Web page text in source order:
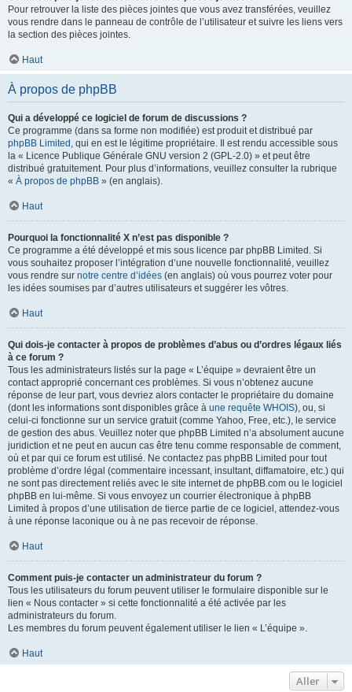
Pour retrouver la liste des pièces jointes que vous avez transférées, veuillez
vous rendre dans le panneau de contrôle de l’utilisateur et suivre les liens vers
la section des pièces jointes.
Haut
À propos de phpBB
Qui a développé ce logiciel de forum de discussions ?
Ce programme (dans sa forme non modifiée) est produit et distribué par
phpBB Limited , qui en est le légitime propriétaire. Il est rendu accessible sous
la « Licence Publique Générale GNU version 2 (GPL-2.0) » et peut être
distribué gratuitement. Pour plus d’informations, veuillez consulter la rubrique
« À propos de phpBB » (en anglais).
Haut
Pourquoi la fonctionnalité X n’est pas disponible ?
Ce programme a été développé et mis sous licence par phpBB Limited. Si
vous souhaitez proposer l’intégration d’une nouvelle fonctionnalité, veuillez
vous rendre sur notre centre d’idées (en anglais) où vous pourrez voter pour
les idées soumises par d’autres utilisateurs et suggérer les vôtres.
Haut
Qui dois-je contacter à propos de problèmes d’abus ou d’ordres légaux liés
à ce forum ?
Tous les administrateurs listés sur la page « L’équipe » devraient être un
contact approprié concernant ces problèmes. Si vous n’obtenez aucune
réponse de leur part, vous devriez alors contacter le propriétaire du domaine
(dont les informations sont disponibles grâce à une requête WHOIS), ou, si
celui-ci fonctionne sur un service gratuit (comme Yahoo, Free, etc.), le service
de gestion des abus. Veuillez noter que phpBB Limited n’a absolument aucune
juridiction et ne peut en aucun cas être tenu comme responsable de comment,
où et par qui ce forum est utilisé. Ne contactez pas phpBB Limited pour tout
problème d’ordre légal (commentaire incessant, insultant, diffamatoire, etc.) qui
ne sont pas directement reliés avec le site internet de phpBB.com ou le logiciel
phpBB en lui-même. Si vous envoyez un courrier électronique à phpBB
Limited à propos d’une utilisation de tierce partie de ce logiciel, attendez-vous
à une réponse laconique ou à ne pas recevoir de réponse.
Haut
Comment puis-je contacter un administrateur du forum ?
Tous les utilisateurs du forum peuvent utiliser le formulaire disponible sur le
lien « Nous contacter » si cette fonctionnalité a été activée par les
administrateurs du forum.
Les membres du forum peuvent également utiliser le lien « L’équipe ».
Haut
Aller